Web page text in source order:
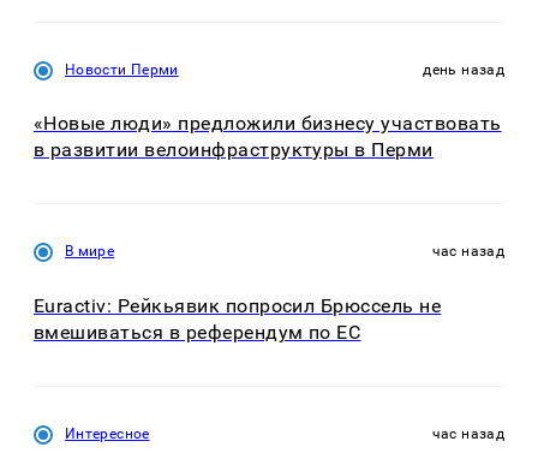
Новости Перми день назад
«Новые люди» предложили бизнесу участвовать
в развитии велоинфраструктуры в Перми
В мире час назад
Euractiv: Рейкьявик попросил Брюссель не
вмешиваться в референдум по ЕС
Интересное час назад